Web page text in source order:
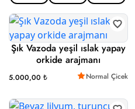
Şık Vazoda yeşil ıslak yapay
orkide arajmanı
5.000,00 ₺ Normal Çicek